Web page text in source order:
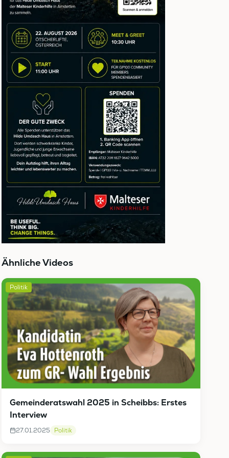
Ähnliche Videos
Politik
Gemeinderatswahl 2025 in Scheibbs: Erstes
Interview
27.01.2025 Politik